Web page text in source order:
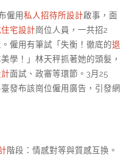
僱用私人招待所設計啟事，面
住宅設計崗位人員，一共招2
僱用有筆試「失衡！徹底的退
學！」林天秤抓著她的頭髮，
面試、政審等環節。3月25
發布該崗位僱用廣告，引發網
階段：情感對等與質感互換。